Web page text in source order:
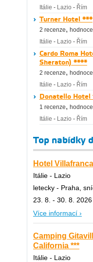
Itálie - Lazio - Řím
Turner Hotel ***
2 recenze,
Itálie - Lazio - Řím
Cardo Roma
Sheraton) ****
2 recenze,
Itálie - Lazio - Řím
Donatello
1 recenze,
Itálie - Lazio - Řím
Top nabídky
Hotel
Itálie - Lazio
letecky - Praha,
23. 8. - 30. 8. 2026
Více informací ›
Camping
California ***
Itálie - Lazio